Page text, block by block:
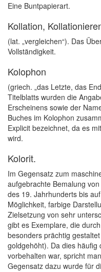
Eine Buntpapierart.
Kollation,
(lat. „vergleichen“). Das
Vollständigkeit.
Kolophon
(griech. „das Letzte, das
Titelblatts wurden die
Erscheinens sowie der
Buches im Kolophon
Explicit bezeichnet, da es
wird.
Kolorit.
Im Gegensatz zum
aufgebrachte Bemalung
des 19. Jahrhunderts bis
Möglichkeit, farbige
Zielsetzung von sehr
gibt es Exemplare, die
besonders prächtig
goldgehöht). Da dies
vorbehalten war, spricht
Gegensatz dazu wurde für